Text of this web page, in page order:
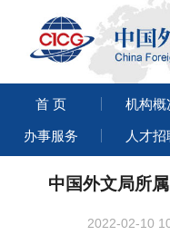
首 页 机构概
办事服务 人才招
中国外文局所
2022-02-10